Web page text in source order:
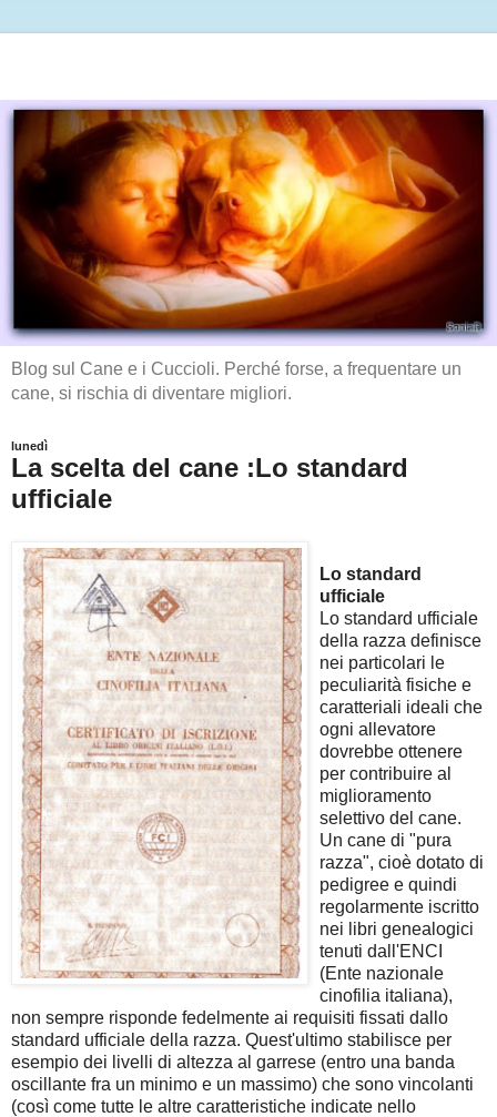
Blog sul Cane e i Cuccioli. Perché forse, a frequentare un
cane, si rischia di diventare migliori.
lunedì
La scelta del cane :Lo standard
ufficiale
Lo standard
ufficiale
Lo standard ufficiale
della razza definisce
nei particolari le
peculiarità fisiche e
caratteriali ideali che
ogni allevatore
dovrebbe ottenere
per contribuire al
miglioramento
selettivo del cane.
Un cane di "pura
razza", cioè dotato di
pedigree e quindi
regolarmente iscritto
nei libri genealogici
tenuti dall'ENCI
(Ente nazionale
cinofilia italiana),
non sempre risponde fedelmente ai requisiti fissati dallo
standard ufficiale della razza. Quest'ultimo stabilisce per
esempio dei livelli di altezza al garrese (entro una banda
oscillante fra un minimo e un massimo) che sono vincolanti
(così come tutte le altre caratteristiche indicate nello